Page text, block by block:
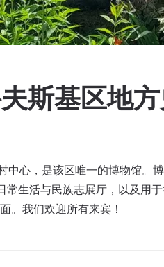
斯基区地
中心，是该区唯一的博物馆。
生活与民族志展厅，以及用
。我们欢迎所有来宾！